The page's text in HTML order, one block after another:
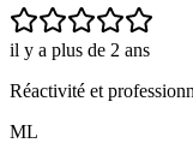
il y a plus de 2 ans
Réactivité et
ML